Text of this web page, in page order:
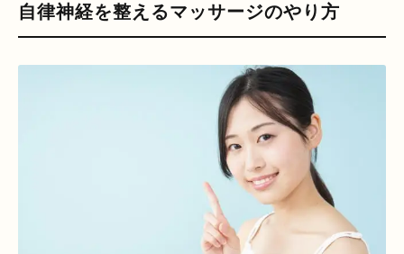
自律神経を整えるマッサージのやり方